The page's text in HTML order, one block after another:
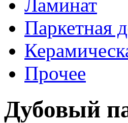
Ламинат
Паркетная
Прочее
Дубовый